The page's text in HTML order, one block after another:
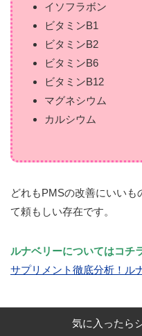
イソフラボン
ビタミンB1
ビタミンB2
ビタミンB6
ビタミンB12
マグネシウム
カルシウム
どれもPMSの改善にいいも
て頼もしい存在です。
ルナベリーについてはコチ
サプリメント徹底分析！ル
気に入ったら